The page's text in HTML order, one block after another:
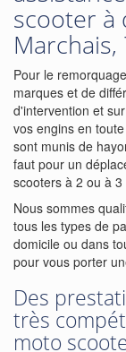
scooter à
Marchais,
Pour le
marques et de
d'intervention et
vos engins en
sont munis de
faut pour un
scooters à 2 ou à 3
Nous sommes
tous les types de
domicile ou dans
pour vous porter
Des
très
moto